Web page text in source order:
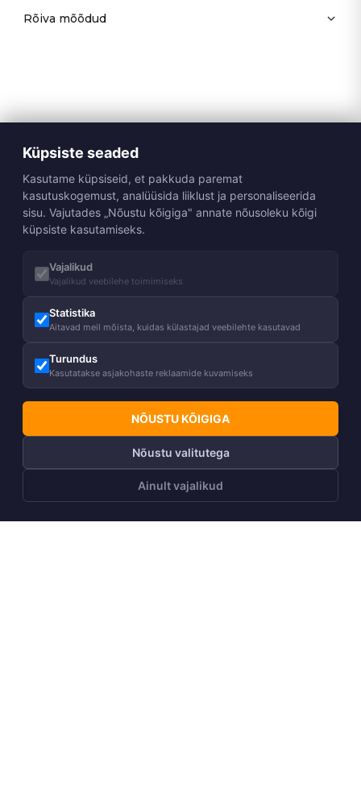
Rõiva mõõdud
Küpsiste seaded
Kasutame küpsiseid, et pakkuda paremat
kasutuskogemust, analüüsida liiklust ja personaliseerida
sisu. Vajutades „Nõustu kõigiga" annate nõusoleku kõigi
küpsiste kasutamiseks.
Vajalikud
Vajalikud veebilehe toimimiseks
Statistika
Aitavad meil mõista, kuidas külastajad veebilehte kasutavad
Turundus
Kasutatakse asjakohaste reklaamide kuvamiseks
NÕUSTU KÕIGIGA
Nõustu valitutega
Ainult vajalikud